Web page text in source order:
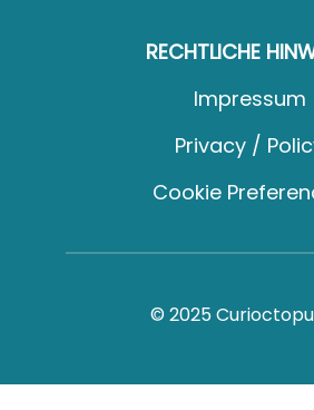
RECHTLICHE
Impressum
Privacy /
Cookie
© 2025